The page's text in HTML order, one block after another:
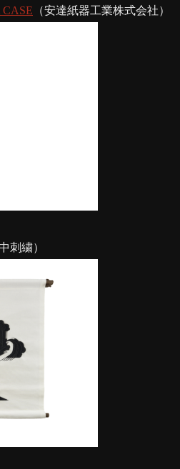
（安達紙器工業株式会社）
刺繍）